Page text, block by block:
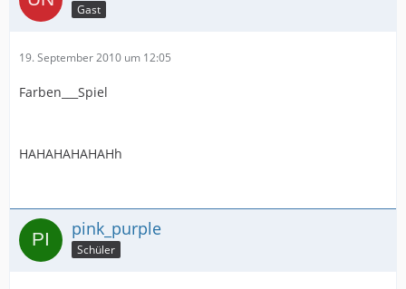
Gast
19. September 2010 um 12:05
Farben___Spiel
HAHAHAHAHAHh
pink_purple
Schüler